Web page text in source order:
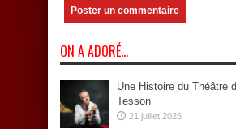
ON A ADORÉ…
Une Histoire du Théâtre
Tesson
21 juillet 2026